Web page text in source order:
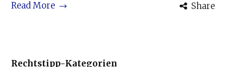
Read More
Share
Rechtstipp-Kategorien